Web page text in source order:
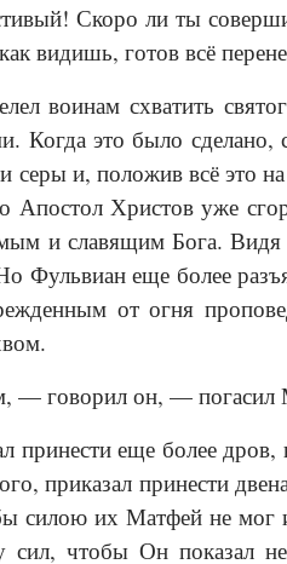
Скоро ли ты
видишь, готов всё
воинам схватить
Когда это было
серы и, положив всё это
Апостол Христов уже
и славящим Бога. Видя
Фульвиан еще более
от огня
— говорил он, — погасил
принести еще более
приказал принести
силою их Матфей не мог
сил, чтобы Он показал